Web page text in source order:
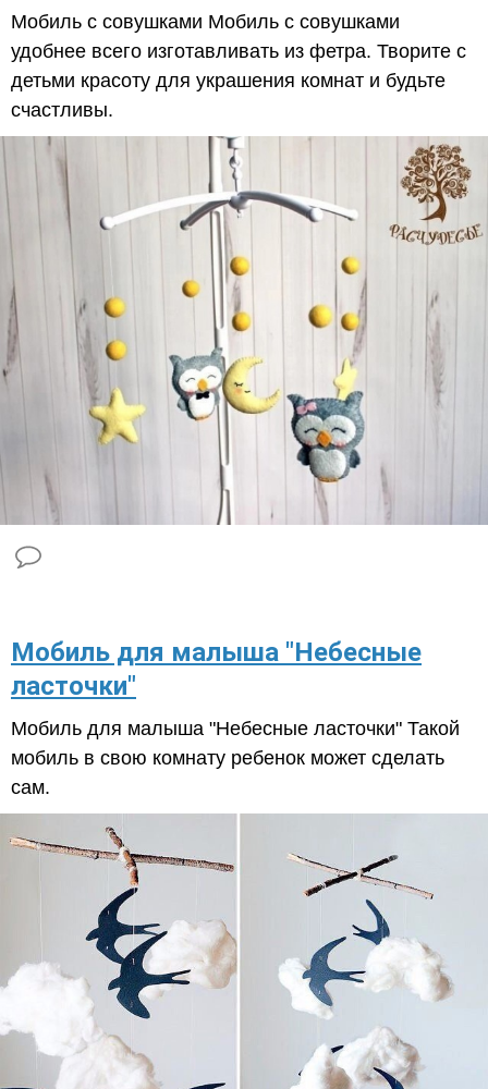
Мобиль с совушками Мобиль с совушками
удобнее всего изготавливать из фетра. Творите с
детьми красоту для украшения комнат и будьте
счастливы.
Мобиль для малыша "Небесные
ласточки"
Мобиль для малыша "Небесные ласточки" Такой
мобиль в свою комнату ребенок может сделать
сам.